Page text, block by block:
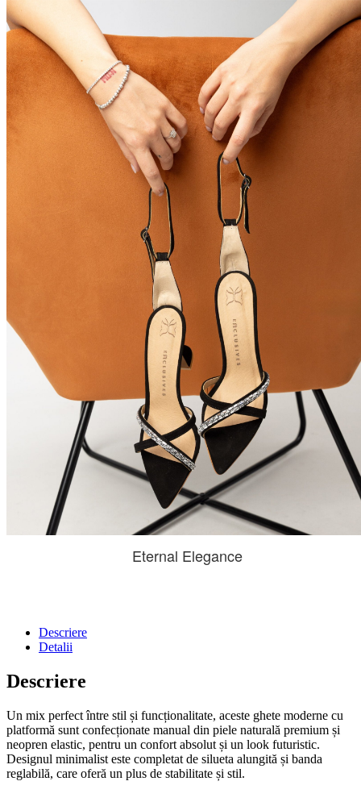
Eternal Elegance
Descriere
Detalii
Descriere
Un mix perfect între stil și funcționalitate, aceste ghete moderne cu
platformă sunt confecționate manual din piele naturală premium și
neopren elastic, pentru un confort absolut și un look futuristic.
Designul minimalist este completat de silueta alungită și banda
reglabilă, care oferă un plus de stabilitate și stil.